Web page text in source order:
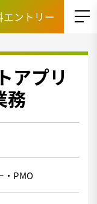
エントリー
アプリ
務
・PMO